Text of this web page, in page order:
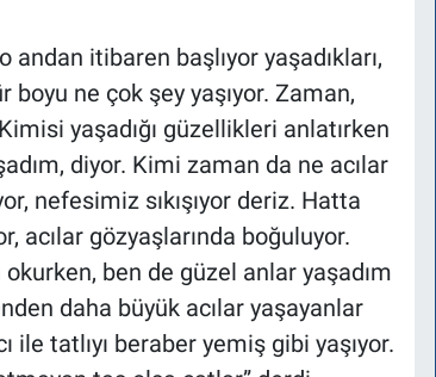
itibaren başlıyor yaşadıkları,
ne çok şey yaşıyor. Zaman,
yaşadığı güzellikleri anlatırken
diyor. Kimi zaman da ne acılar
nefesimiz sıkışıyor deriz. Hatta
acılar gözyaşlarında boğuluyor.
okurken, ben de güzel anlar yaşadım
daha büyük acılar yaşayanlar
ile tatlıyı beraber yemiş gibi yaşıyor.